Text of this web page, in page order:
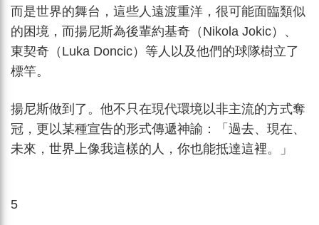
而是世界的舞台，這些人遠渡重洋，很可能面臨類似
的困境，而揚尼斯為後輩約基奇（Nikola Jokic）、
東契奇（Luka Doncic）等人以及他們的球隊樹立了
標竿。
揚尼斯做到了。他不只在現代環境以非主流的方式奪
冠，更以某種宣告的形式傳遞神諭：「過去、現在、
未來，世界上像我這樣的人，你也能抵達這裡。」
5